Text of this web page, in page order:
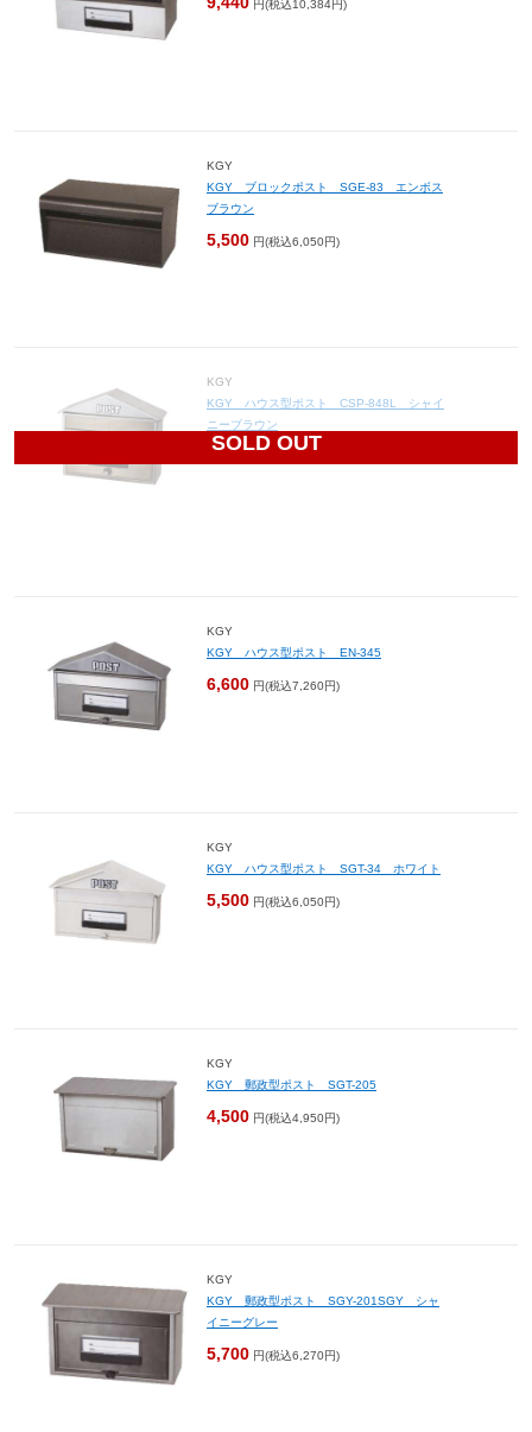
円(税込10,384円)
KGY
KGY ブロックポスト SGE-83 エンボス
ブラウン
5,500 円(税込6,050円)
SOLD OUT
KGY
KGY ハウス型ポスト CSP-848L シャイ
ニーブラウン
8,200
KGY
KGY ハウス型ポスト EN-345
6,600 円(税込7,260円)
KGY
KGY ハウス型ポスト SGT-34 ホワイト
5,500 円(税込6,050円)
KGY
KGY 郵政型ポスト SGT-205
4,500 円(税込4,950円)
KGY
KGY 郵政型ポスト SGY-201SGY シャ
イニーグレー
5,700 円(税込6,270円)